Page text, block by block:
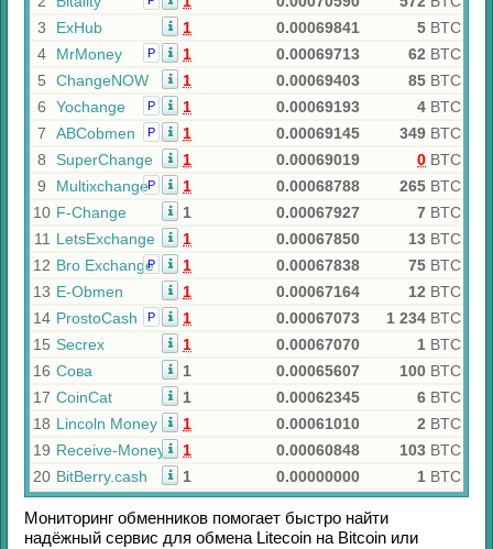
3
ExHub 1 0.00069841 5 BTC
4
MrMoney Р 1 0.00069713 62 BTC
5
ChangeNOW 1 0.00069403 85 BTC
6
Yochange Р 1 0.00069193 4 BTC
7
ABCobmen Р 1 0.00069145 349 BTC
8
SuperChange 1 0.00069019 0 BTC
9
MultixchangeР 1 0.00068788 265 BTC
10 F-Change 1 0.00067927 7 BTC
11 LetsExchange 1 0.00067850 13 BTC
12 Bro Exchange
Р 1 0.00067838 75 BTC
13 E-Obmen 1 0.00067164 12 BTC
14 ProstoCash Р 1 0.00067073 1 234 BTC
15 Secrex 1 0.00067070 1 BTC
16 Сова 1 0.00065607 100 BTC
17 CoinCat 1 0.00062345 6 BTC
18 Lincoln Money 1 0.00061010 2 BTC
19 Receive-Money 1 0.00060848 103 BTC
20 BitBerry.cash 1 0.00000000 1 BTC
Мониторинг обменников помогает быстро найти
надёжный сервис для обмена Litecoin на Bitcoin или